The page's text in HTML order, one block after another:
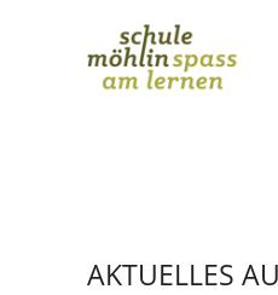
AKTUELLES